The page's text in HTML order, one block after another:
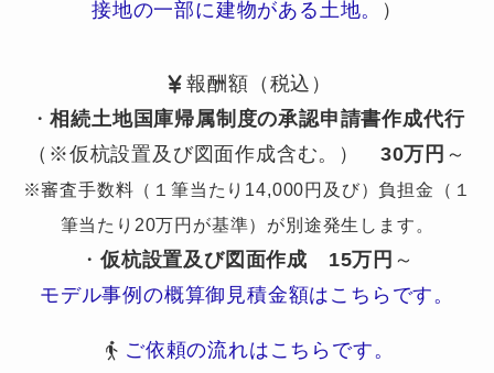
接地の一部に建物がある土地。
）
報酬額（税込）
・相続土地国庫帰属制度の承認申請書作成代行
（※仮杭設置及び図面作成含む。） 30万円 ～
※審査手数料（１筆当たり14,000円及び）負担金（１
筆当たり20万円が基準）が別途発生します。
・ 仮杭設置及び図面作成 15万円 ～
モデル事例の概算御見積金額はこちらです。
ご依頼の流れはこちらです。